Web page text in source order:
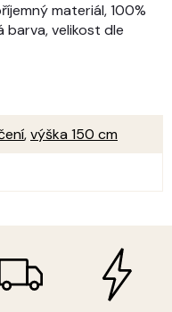
materiál, 100%
barva, velikost dle
,výška 150 cm